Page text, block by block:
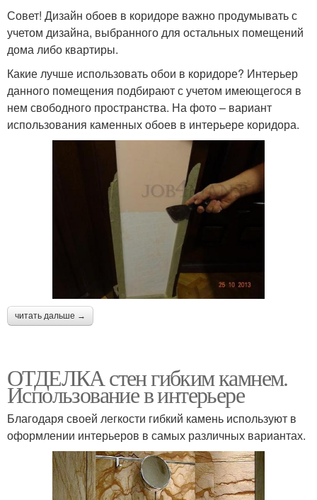
Совет! Дизайн обоев в коридоре важно продумывать с
учетом дизайна, выбранного для остальных помещений
дома либо квартиры.
Какие лучше использовать обои в коридоре? Интерьер
данного помещения подбирают с учетом имеющегося в
нем свободного пространства. На фото – вариант
использования каменных обоев в интерьере коридора.
читать дальше →
ОТДЕЛКА стен гибким камнем.
Использование в интерьере
Благодаря своей легкости гибкий камень используют в
оформлении интерьеров в самых различных вариантах.